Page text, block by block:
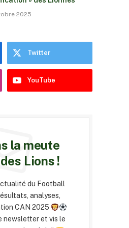
2025
Twitter
YouTube
la meute
Lions !
du Football
analyses,
CAN 2025
newsletter et vis le